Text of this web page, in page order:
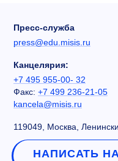
Пресс-служба
press@edu.misis.ru
Канцелярия:
+7 495 955-00- 32
Факс: +7 499 236-21-05
kancela@misis.ru
119049, Москва,
НАПИСАТЬ